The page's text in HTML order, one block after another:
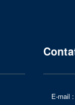
E-mail :